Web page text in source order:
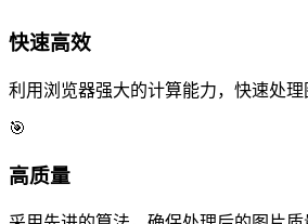
快速高效
利用浏览器强大的计算能力，快速处
🎯
高质量